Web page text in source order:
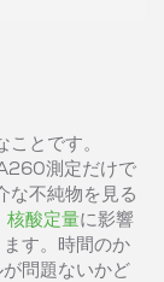
とです。
測定だけで
な不純物を見る
核酸定量に影響
す。時間のか
問題ないかど